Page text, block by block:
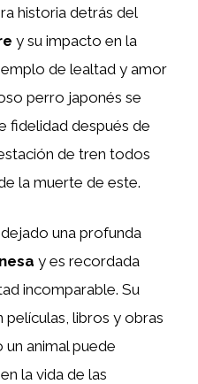
historia detrás del
y su impacto en la
de lealtad y amor
perro japonés se
fidelidad después de
de tren todos
la muerte de este.
una profunda
y es recordada
incomparable. Su
películas, libros y obras
animal puede
la vida de las